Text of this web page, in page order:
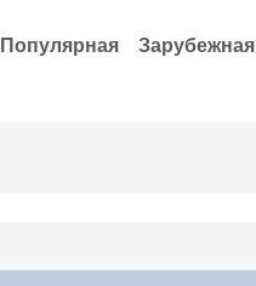
Популярная Зарубежная